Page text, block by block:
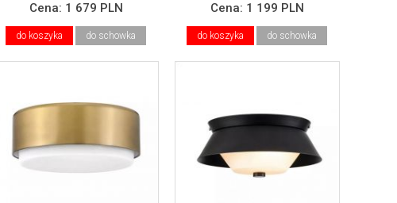
Cena: 1 679 PLN
do koszyka do schowka
Cena: 1 199 PLN
do koszyka do schowka